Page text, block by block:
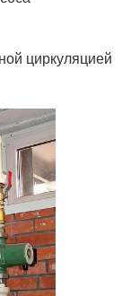
циркуляцией